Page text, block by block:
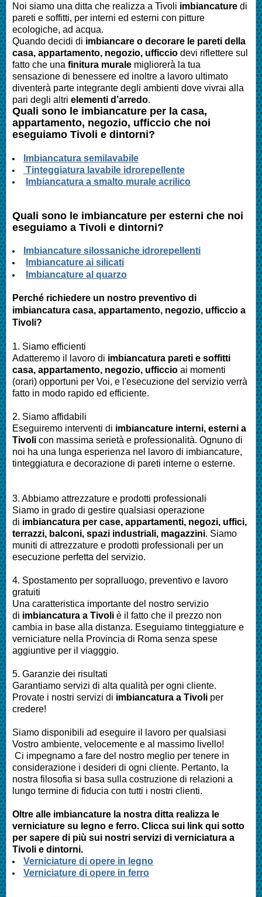
Noi siamo una ditta che realizza a Tivoli imbiancature di
pareti e soffitti, per interni ed esterni con pitture
ecologiche, ad acqua.
Quando decidi di imbiancare o decorare le pareti della
casa, appartamento, negozio, ufficcio devi riflettere sul
fatto che una finitura murale migliorerà la tua
sensazione di benessere ed inoltre a lavoro ultimato
diventerà parte integrante degli ambienti dove vivrai alla
pari degli altri elementi d’arredo.
Quali sono le imbiancature per la casa,
appartamento, negozio, ufficcio che noi
eseguiamo Tivoli e dintorni?
Imbiancatura semilavabile
Tinteggiatura lavabile idrorepellente
Imbiancatura a smalto murale acrilico
Quali sono le imbiancature per esterni che noi
eseguiamo a Tivoli e dintorni?
mbiancature silossaniche idrorepellenti
Imbiancature ai silicati
Imbiancature al quarzo
Perché richiedere un nostro preventivo di
imbiancatura casa, appartamento, negozio, ufficcio a
Tivoli?
1. Siamo efficienti
Adatteremo il lavoro di imbiancatura pareti e soffitti
casa, appartamento, negozio, ufficcio ai momenti
(orari) opportuni per Voi, e l'esecuzione del servizio verrà
fatto in modo rapido ed efficiente.
2. Siamo affidabili
Eseguiremo interventi di imbiancature interni, esterni a
Tivoli con massima serietà e professionalità. Ognuno di
noi ha una lunga esperienza nel lavoro di imbiancature,
tinteggiatura e decorazione di pareti interne o esterne.
3. Abbiamo attrezzature e prodotti professionali
Siamo in grado di gestire qualsiasi operazione
di imbiancatura per case, appartamenti, negozi, uffici,
terrazzi, balconi, spazi industriali, magazzini. Siamo
muniti di attrezzature e prodotti professionali per un
esecuzione perfetta del servizio.
4. Spostamento per sopralluogo, preventivo e lavoro
gratuiti
Una caratteristica importante del nostro servizio
di imbiancatura a Tivoli è il fatto che il prezzo non
cambia in base alla distanza. Eseguiamo tinteggiature e
verniciature nella Provincia di Roma senza spese
aggiuntive per il viagggio.
5. Garanzie dei risultati
Garantiamo servizi di alta qualità per ogni cliente.
Provate i nostri servizi di imbiancatura a Tivoli per
credere!
Siamo disponibili ad eseguire il lavoro per qualsiasi
Vostro ambiente, velocemente e al massimo livello!
Ci impegnamo a fare del nostro meglio per tenere in
considerazione i desideri di ogni cliente. Pertanto, la
nostra filosofia si basa sulla costruzione di relazioni a
lungo termine di fiducia con tutti i nostri clienti.
Oltre alle imbiancature la nostra ditta realizza le
verniciature su legno e ferro. Clicca sui link qui sotto
per sapere di più sui nostri servizi di verniciatura a
Tivoli e dintorni.
Verniciature di opere in legno
Verniciature di opere in ferro